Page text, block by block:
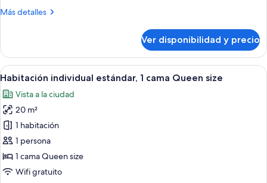
habitaciones
Más detalles
Más
doble
Deluxe,
2
Ver disponibilidad y precio
Ver
todas
las
fotos
de
Habitación
individual
estándar,
Habitación de hotel con cama,
3
Habitación individual estándar, 1 cama Queen size
Vista a la ciudad
20 m²
1 habitación
1 persona
1 cama Queen size
Wifi gratuito